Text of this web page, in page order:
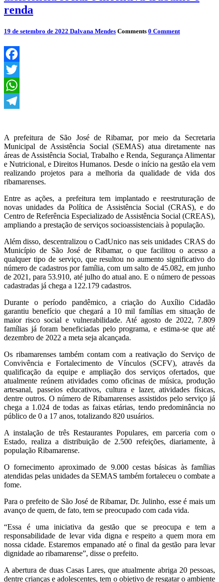
renda
19 de setembro de 2022 Dalvana Mendes Comments 0 Comment
Facebook
Twitter
WhatsApp
A prefeitura de São José de Ribamar, por meio da Secretaria
Municipal de Assistência Social (SEMAS) atua diretamente nas
áreas de Assistência Social, Trabalho e Renda, Segurança Alimentar
e Nutricional, e Direitos Humanos. Desde o início na gestão ela vem
realizando projetos para a melhoria da qualidade de vida dos
ribamarenses.
Entre as ações, a prefeitura tem implantado e reestruturação de
novas unidades da Política de Assistência Social (CRAS), e do
Centro de Referência Especializado de Assistência Social (CREAS),
ampliando a prestação de serviços socioassistenciais à população.
Além disso, descentralizou o CadUnico nas seis unidades CRAS do
Município de São José de Ribamar, o que facilitou o acesso a
qualquer tipo de serviço, que resultou no aumento significativo do
número de cadastros por família, com um salto de 45.082, em junho
de 2021, para 53.910, até julho do atual ano. E o número de pessoas
cadastradas já chega a 122.179 cadastros.
Durante o período pandêmico, a criação do Auxílio Cidadão
garantiu benefício que chegará a 10 mil famílias em situação de
maior risco social e vulnerabilidade. Até agosto de 2022, 7.809
famílias já foram beneficiadas pelo programa, e estima-se que até
dezembro de 2022 a meta seja alcançada.
Os ribamarenses também contam com a reativação do Serviço de
Convivência e Fortalecimento de Vínculos (SCFV), através da
qualificação da equipe e ampliação dos serviços ofertados, que
atualmente reúnem atividades como oficinas de música, produção
artesanal, passeios educativos, cultura e lazer, atividades físicas,
dentre outros. O número de Ribamarenses assistidos pelo serviço já
chega a 1.024 de todas as faixas etárias, tendo predominância no
público de 0 a 17 anos, totalizando 820 usuários.
A instalação de três Restaurantes Populares, em parceria com o
Estado, realiza a distribuição de 2.500 refeições, diariamente, à
população Ribamarense.
O fornecimento aproximado de 9.000 cestas básicas às famílias
atendidas pelas unidades da SEMAS também fortaleceu o combate a
fome.
Para o prefeito de São José de Ribamar, Dr. Julinho, esse é mais um
avanço de quem, de fato, tem se preocupado com cada vida.
“Essa é uma iniciativa da gestão que se preocupa e tem a
responsabilidade de levar vida digna e respeito a quem mora em
nossa cidade. Estaremos empanado até o final da gestão para levar
dignidade ao ribamarense”, disse o prefeito.
A abertura de duas Casas Lares, que atualmente abriga 20 pessoas,
dentre crianças e adolescentes, tem o objetivo de resgatar o ambiente